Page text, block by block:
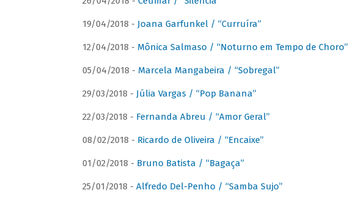
19/04/2018 - Joana Garfunkel / “Curruíra”
12/04/2018 - Mônica Salmaso / “Noturno em Tempo de Choro”
05/04/2018 - Marcela Mangabeira / “Sobregal”
29/03/2018 - Júlia Vargas / “Pop Banana”
22/03/2018 - Fernanda Abreu / “Amor Geral”
08/02/2018 - Ricardo de Oliveira / “Encaixe”
01/02/2018 - Bruno Batista / “Bagaça”
25/01/2018 - Alfredo Del-Penho / “Samba Sujo”